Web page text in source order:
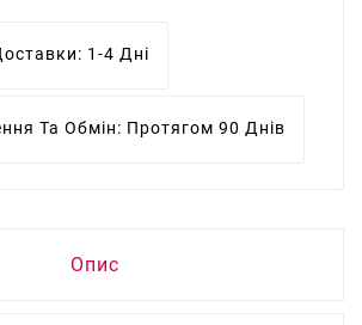
1-4 Дні
Та Обмін: Протягом 90 Днів
Опис